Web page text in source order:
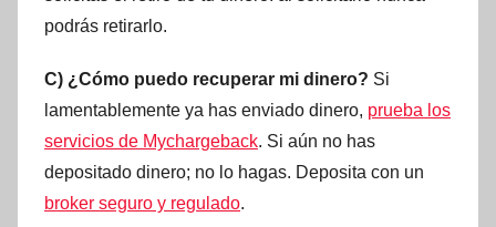
podrás retirarlo.
C) ¿Cómo puedo recuperar mi dinero? Si
lamentablemente ya has enviado dinero, prueba los
servicios de Mychargeback. Si aún no has
depositado dinero; no lo hagas. Deposita con un
broker seguro y regulado.